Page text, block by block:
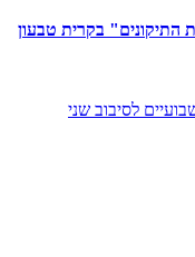
התיקונים" בקרית טבעון
לסיבוב שני